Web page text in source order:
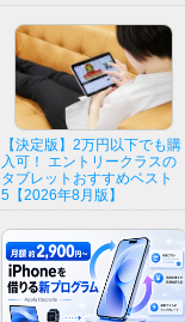
【決定版】2万円以下でも購
入可！ エントリークラスの
タブレットおすすめベスト
5【2026年8月版】